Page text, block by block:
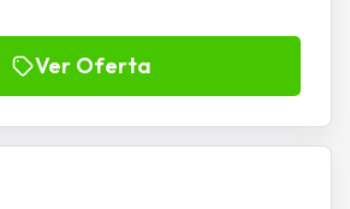
Ver Oferta